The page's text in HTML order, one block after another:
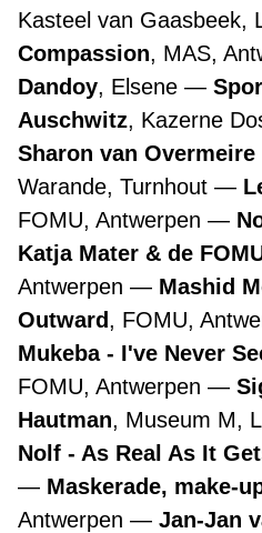
Kasteel van Gaasbeek,
Compassion, MAS,
Dandoy, Elsene
Auschwitz, Kazerne
Sharon van
Warande, Turnhout
FOMU, Antwerpen
Katja Mater & de
Antwerpen
Mashid
Outward, FOMU,
Mukeba - I've Never
FOMU, Antwerpen
Hautman, Museum M,
Nolf - As Real As It
Maskerade, make-
Antwerpen
Jan-Jan